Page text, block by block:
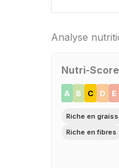
Analyse
Nutri-
A B C D E
Riche en
Riche en fibres